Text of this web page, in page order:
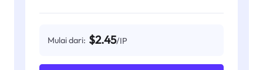
Mulai dari: $2.45/IP